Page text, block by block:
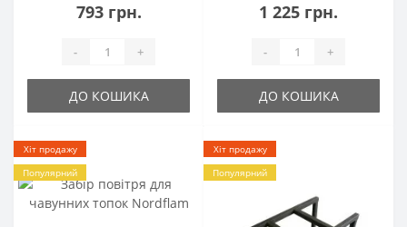
793 грн.
- +
ДО КОШИКА
1 225 грн.
- +
ДО КОШИКА
Хіт продажу
Популярний
Хіт продажу
Популярний